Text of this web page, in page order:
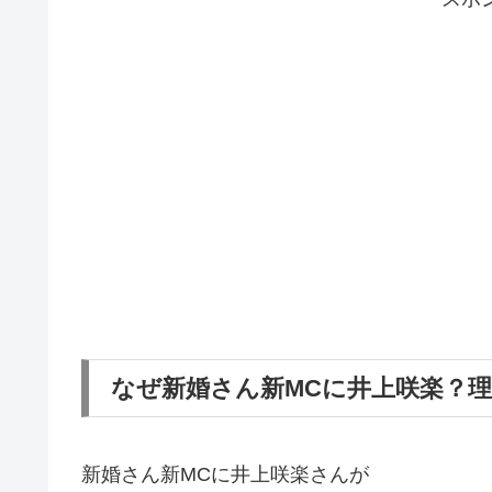
なぜ新婚さん新MCに井上咲楽？
新婚さん新MCに井上咲楽さんが